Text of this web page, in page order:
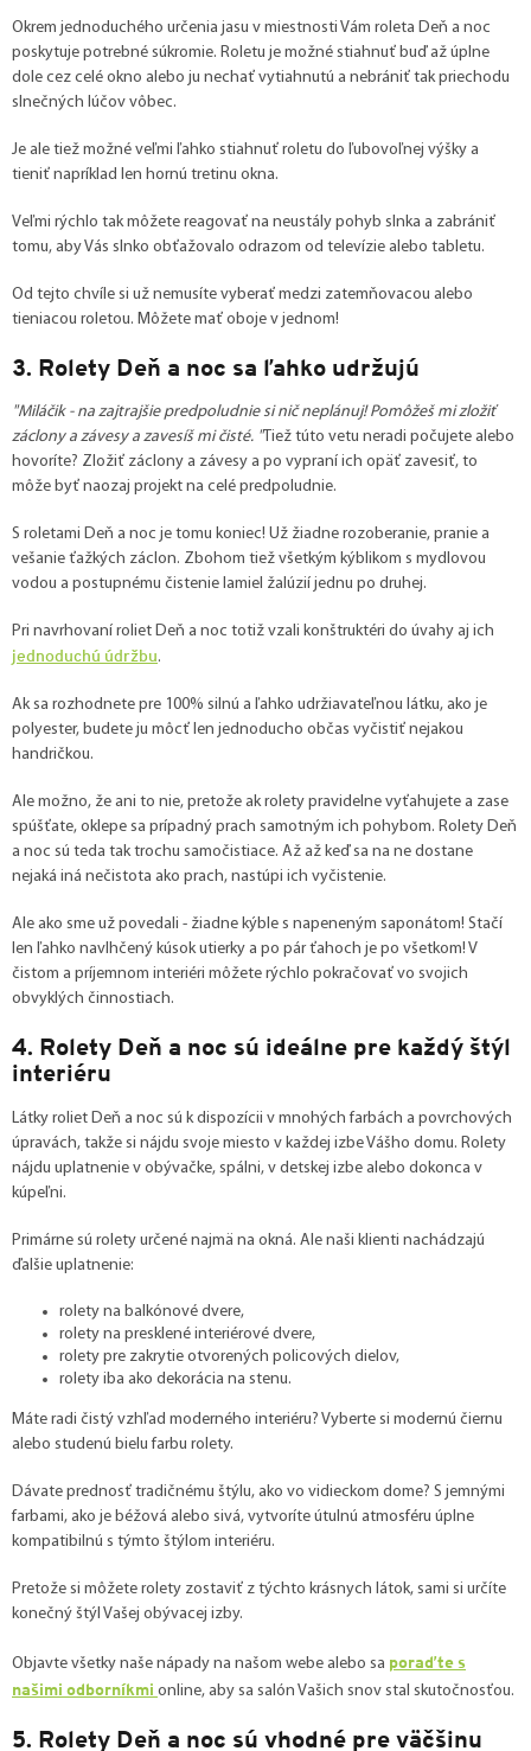
Okrem jednoduchého určenia jasu v miestnosti Vám roleta Deň a noc
poskytuje potrebné súkromie. Roletu je možné stiahnuť buď až úplne
dole cez celé okno alebo ju nechať vytiahnutú a nebrániť tak priechodu
slnečných lúčov vôbec.
Je ale tiež možné veľmi ľahko stiahnuť roletu do ľubovoľnej výšky a
tieniť napríklad len hornú tretinu okna.
Veľmi rýchlo tak môžete reagovať na neustály pohyb slnka a zabrániť
tomu, aby Vás slnko obťažovalo odrazom od televízie alebo tabletu.
Od tejto chvíle si už nemusíte vyberať medzi zatemňovacou alebo
tieniacou roletou. Môžete mať oboje v jednom!
3. Rolety Deň a noc sa ľahko udržujú
"Miláčik - na zajtrajšie predpoludnie si nič neplánuj! Pomôžeš mi zložiť
záclony a závesy a zavesíš mi čisté. "Tiež túto vetu neradi počujete alebo
hovoríte? Zložiť záclony a závesy a po vypraní ich opäť zavesiť, to
môže byť naozaj projekt na celé predpoludnie.
S roletami Deň a noc je tomu koniec! Už žiadne rozoberanie, pranie a
vešanie ťažkých záclon. Zbohom tiež všetkým kýblikom s mydlovou
vodou a postupnému čistenie lamiel žalúzií jednu po druhej.
Pri navrhovaní roliet Deň a noc totiž vzali konštruktéri do úvahy aj ich
jednoduchú údržbu.
Ak sa rozhodnete pre 100% silnú a ľahko udržiavateľnou látku, ako je
polyester, budete ju môcť len jednoducho občas vyčistiť nejakou
handričkou.
Ale možno, že ani to nie, pretože ak rolety pravidelne vyťahujete a zase
spúšťate, oklepe sa prípadný prach samotným ich pohybom. Rolety Deň
a noc sú teda tak trochu samočistiace. Až až keď sa na ne dostane
nejaká iná nečistota ako prach, nastúpi ich vyčistenie.
Ale ako sme už povedali - žiadne kýble s napeneným saponátom! Stačí
len ľahko navlhčený kúsok utierky a po pár ťahoch je po všetkom! V
čistom a príjemnom interiéri môžete rýchlo pokračovať vo svojich
obvyklých činnostiach.
4. Rolety Deň a noc sú ideálne pre každý štýl
interiéru
Látky roliet Deň a noc sú k dispozícii v mnohých farbách a povrchových
úpravách, takže si nájdu svoje miesto v každej izbe Vášho domu. Rolety
nájdu uplatnenie v obývačke, spálni, v detskej izbe alebo dokonca v
kúpeľni.
Primárne sú rolety určené najmä na okná. Ale naši klienti nachádzajú
ďalšie uplatnenie:
rolety na balkónové dvere,
rolety na presklené interiérové dvere,
rolety pre zakrytie otvorených policových dielov,
rolety iba ako dekorácia na stenu.
Máte radi čistý vzhľad moderného interiéru? Vyberte si modernú čiernu
alebo studenú bielu farbu rolety.
Dávate prednosť tradičnému štýlu, ako vo vidieckom dome? S jemnými
farbami, ako je béžová alebo sivá, vytvoríte útulnú atmosféru úplne
kompatibilnú s týmto štýlom interiéru.
Pretože si môžete rolety zostaviť z týchto krásnych látok, sami si určíte
konečný štýl Vašej obývacej izby.
Objavte všetky naše nápady na našom webe alebo sa poraďte s
našimi odborníkmi online, aby sa salón Vašich snov stal skutočnosťou.
5. Rolety Deň a noc sú vhodné pre väčšinu